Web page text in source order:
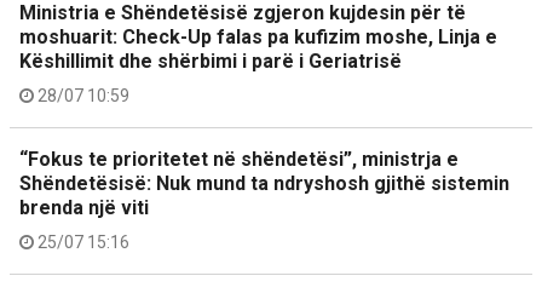
Ministria e Shëndetësisë zgjeron kujdesin për të
moshuarit: Check-Up falas pa kufizim moshe, Linja e
Këshillimit dhe shërbimi i parë i Geriatrisë
28/07 10:59
“Fokus te prioritetet në shëndetësi”, ministrja e
Shëndetësisë: Nuk mund ta ndryshosh gjithë sistemin
brenda një viti
25/07 15:16